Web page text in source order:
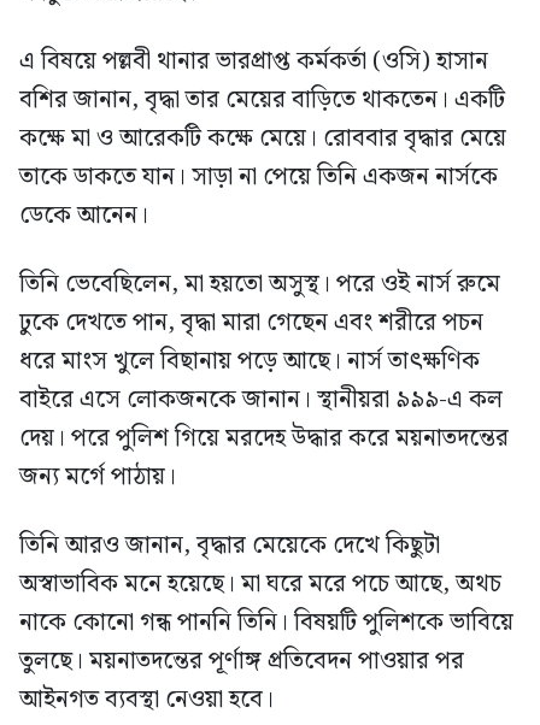
এ বিষয়ে পল্লবী থানার ভারপ্রাপ্ত কর্মকর্তা (ওসি) হাসান
বশির জানান, বৃদ্ধা তার মেয়ের বাড়িতে থাকতেন। একটি
কক্ষে মা ও আরেকটি কক্ষে মেয়ে। রোববার বৃদ্ধার মেয়ে
তাকে ডাকতে যান। সাড়া না পেয়ে তিনি একজন নার্সকে
ডেকে আনেন।
তিনি ভেবেছিলেন, মা হয়তো অসুস্থ। পরে ওই নার্স রুমে
ঢুকে দেখতে পান, বৃদ্ধা মারা গেছেন এবং শরীরে পচন
ধরে মাংস খুলে বিছানায় পড়ে আছে। নার্স তাৎক্ষণিক
বাইরে এসে লোকজনকে জানান। স্থানীয়রা ৯৯৯-এ কল
দেয়। পরে পুলিশ গিয়ে মরদেহ উদ্ধার করে ময়নাতদন্তের
জন্য মর্গে পাঠায়।
তিনি আরও জানান, বৃদ্ধার মেয়েকে দেখে কিছুটা
অস্বাভাবিক মনে হয়েছে। মা ঘরে মরে পচে আছে, অথচ
নাকে কোনো গন্ধ পাননি তিনি। বিষয়টি পুলিশকে ভাবিয়ে
তুলছে। ময়নাতদন্তের পূর্ণাঙ্গ প্রতিবেদন পাওয়ার পর
আইনগত ব্যবস্থা নেওয়া হবে।